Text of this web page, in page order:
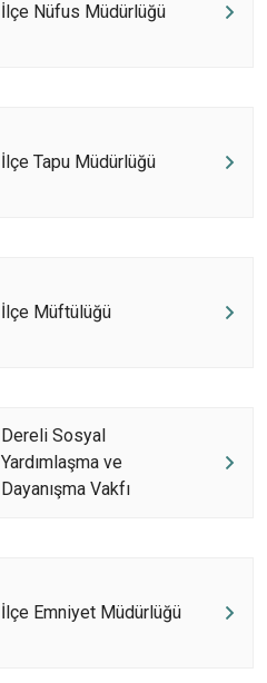
İlçe Nüfus Müdürlüğü
İlçe Tapu Müdürlüğü
İlçe Müftülüğü
Dereli Sosyal
Yardımlaşma ve
Dayanışma Vakfı
İlçe Emniyet Müdürlüğü